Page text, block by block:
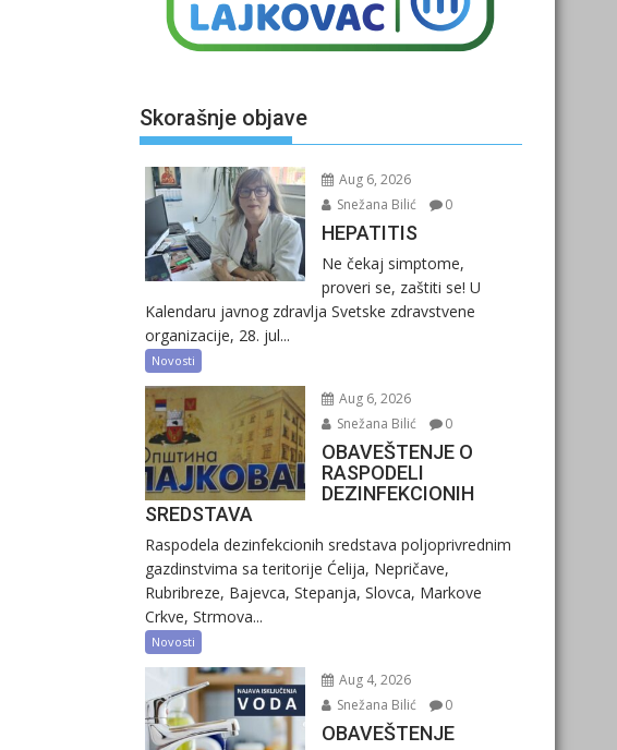
Skorašnje objave
Aug 6, 2026
Snežana Bilić
0
HEPATITIS
Ne čekaj simptome,
proveri se, zaštiti se! U
Kalendaru javnog zdravlja Svetske zdravstvene
organizacije, 28. jul...
Novosti
Aug 6, 2026
Snežana Bilić
0
OBAVEŠTENJE O
RASPODELI
DEZINFEKCIONIH
SREDSTAVA
Raspodela dezinfekcionih sredstava poljoprivrednim
gazdinstvima sa teritorije Ćelija, Nepričave,
Rubribreze, Bajevca, Stepanja, Slovca, Markove
Crkve, Strmova...
Novosti
Aug 4, 2026
Snežana Bilić
0
OBAVEŠTENJE